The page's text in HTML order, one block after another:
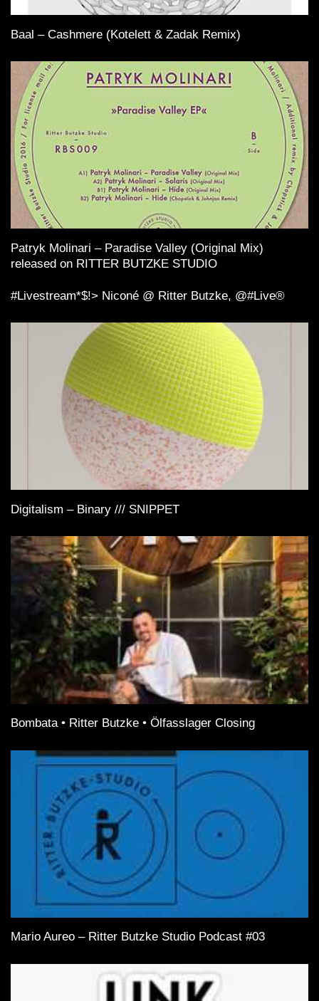
Baal – Cashmere (Kotelett & Zadak Remix)
Patryk Molinari – Paradise Valley (Original Mix)
released on RITTER BUTZKE STUDIO
#Livestream*$!> Niconé️ @ Ritter Butzke, @#Live®
Digitalism – Binary /// SNIPPET
Bombata • Ritter Butzke • Ölfasslager Closing
Mario Aureo – Ritter Butzke Studio Podcast #03